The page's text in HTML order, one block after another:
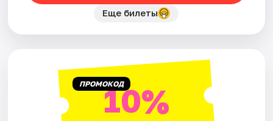
Еще билеты
ПРОМОКОД10%